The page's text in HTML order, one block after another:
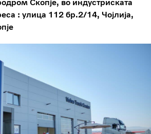
Скопјe, во индустриската
: улица 112 бр.2/14, Чојлија,